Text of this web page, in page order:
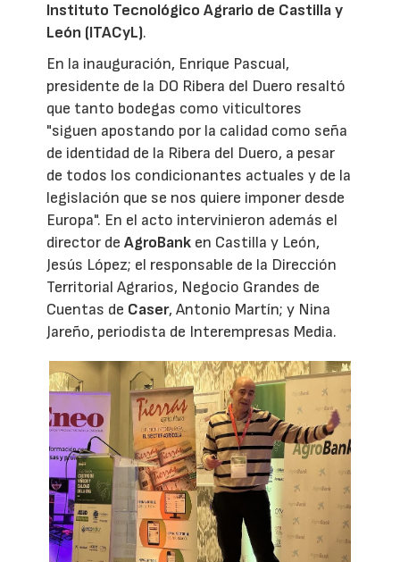
Instituto Tecnológico Agrario de Castilla y
León (ITACyL).
En la inauguración, Enrique Pascual,
presidente de la DO Ribera del Duero resaltó
que tanto bodegas como viticultores
"siguen apostando por la calidad como seña
de identidad de la Ribera del Duero, a pesar
de todos los condicionantes actuales y de la
legislación que se nos quiere imponer desde
Europa". En el acto intervinieron además el
director deAgroBank en Castilla y León,
Jesús López; el responsable de la Dirección
Territorial Agrarios, Negocio Grandes de
Cuentas de Caser, Antonio Martín; y Nina
Jareño, periodista de Interempresas Media.